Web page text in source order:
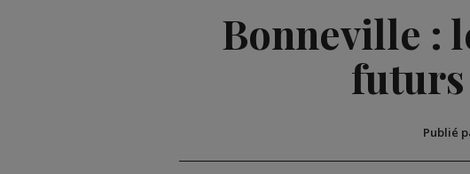
Bonneville :
futurs
Publié